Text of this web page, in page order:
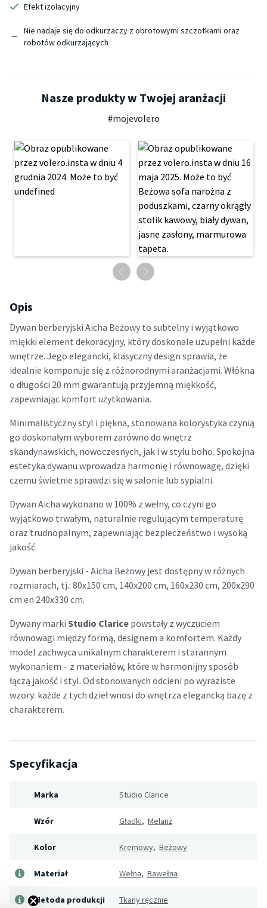
Efekt izolacyjny
Nie nadaje się do odkurzaczy z obrotowymi szczotkami oraz
robotów odkurzających
Nasze produkty w Twojej aranżacji
#mojevolero
Opis
Dywan berberyjski Aicha Beżowy to subtelny i wyjątkowo
miękki element dekoracyjny, który doskonale uzupełni każde
wnętrze. Jego elegancki, klasyczny design sprawia, że
idealnie komponuje się z różnorodnymi aranżacjami. Włókna
o długości 20 mm gwarantują przyjemną miękkość,
zapewniając komfort użytkowania.
Minimalistyczny styl i piękna, stonowana kolorystyka czynią
go doskonałym wyborem zarówno do wnętrz
skandynawskich, nowoczesnych, jak i w stylu boho. Spokojna
estetyka dywanu wprowadza harmonię i równowagę, dzięki
czemu świetnie sprawdzi się w salonie lub sypialni.
Dywan Aicha wykonano w 100% z wełny, co czyni go
wyjątkowo trwałym, naturalnie regulującym temperaturę
oraz trudnopalnym, zapewniając bezpieczeństwo i wysoką
jakość.
Dywan berberyjski - Aicha Beżowy jest dostępny w różnych
rozmiarach, tj.: 80x150 cm, 140x200 cm, 160x230 cm, 200x290
cm en 240x330 cm.
Dywany marki Studio Clarice powstały z wyczuciem
równowagi między formą, designem a komfortem. Każdy
model zachwyca unikalnym charakterem i starannym
wykonaniem – z materiałów, które w harmonijny sposób
łączą jakość i styl. Od stonowanych odcieni po wyraziste
wzory: każde z tych dzieł wnosi do wnętrza elegancką bazę z
charakterem.
Specyfikacja
Marka Studio Clarice
Wzór Gładki, Melanż
Kolor Kremowy, Beżowy
Materiał Wełna, Bawełna
Metoda produkcji Tkany ręcznie